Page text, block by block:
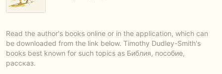
Read the author's books online or in the application, which can
be downloaded from the link below. Timothy Dudley-Smith's
books best known for such topics as Библия, пособие,
рассказ.